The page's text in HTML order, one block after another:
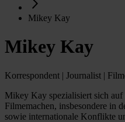
Mikey Kay
Mikey Kay
Korrespondent | Journalist |
Mikey Kay spezialisiert sich
Filmemachen, insbesondere in
sowie internationale Konflikte